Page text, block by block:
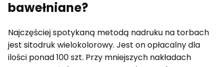
bawełniane?
Najczęściej spotykaną metodą nadruku na torbach
jest sitodruk wielokolorowy. Jest on opłacalny dla
ilości ponad 100 szt. Przy mniejszych nakładach